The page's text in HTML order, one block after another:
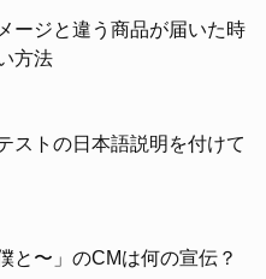
ージと違う商品が届いた時
方法
ストの日本語説明を付けて
と〜」のCMは何の宣伝？